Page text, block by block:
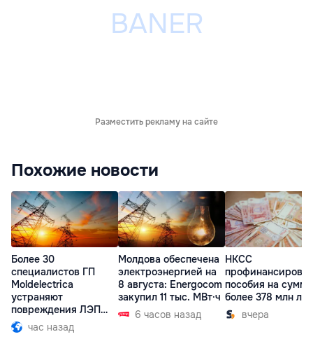
Разместить рекламу на сайте
Похожие новости
Более 30
специалистов ГП
Moldelectrica
устраняют
повреждения ЛЭП
Бельцы-Днестровск
час назад
Молдова обеспечена
электроэнергией на
8 августа: Energocom
закупил 11 тыс. МВт·ч
6 часов назад
НКСС
пособия на сумму
более 378 млн
вчера